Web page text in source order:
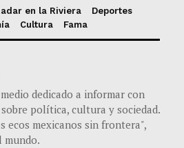
en la Riviera
Deportes
Cultura Fama
dedicado a informar con
política, cultura y sociedad.
ecos mexicanos sin frontera",
mundo.